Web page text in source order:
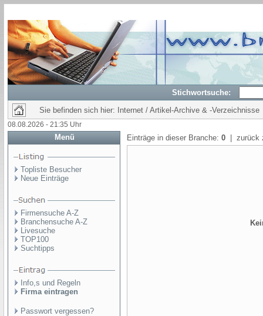
Stichwortsuche:
Sie befinden sich hier: Internet / Artikel-Archive & -Verzeichnisse
08.08.2026 - 21:35 Uhr
Menü
Topliste Besucher
Neue Einträge
Firmensuche A-Z
Branchensuche A-Z
Livesuche
TOP100
Suchtipps
Info,s und Regeln
Firma eintragen
Passwort vergessen?
Einträge in dieser Branche: 0 | zurück